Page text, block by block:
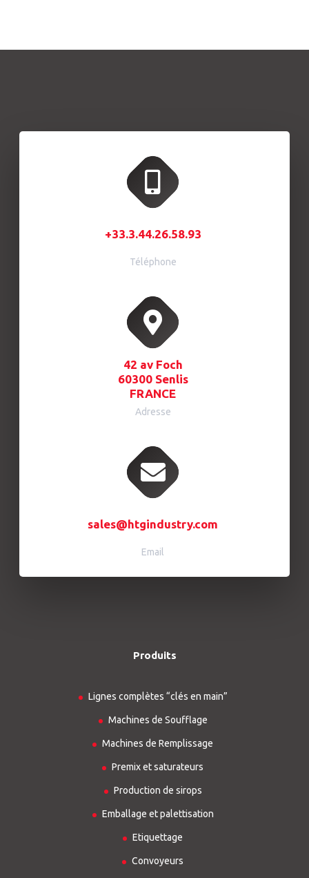
+33.3.44.26.58.93
Téléphone
42 av Foch
60300 Senlis
FRANCE
Adresse
sales@htgindustry.com
Email
Produits
Lignes complètes “clés en main”
Machines de Soufflage
Machines de Remplissage
Premix et saturateurs
Production de sirops
Emballage et palettisation
Etiquettage
Convoyeurs